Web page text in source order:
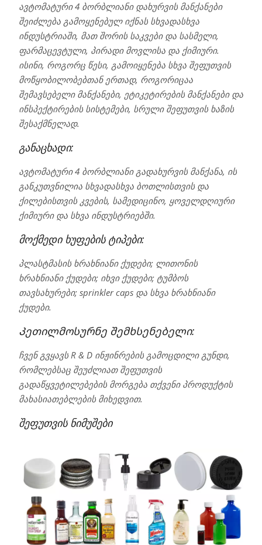
ავტომატური 4 ბორბლიანი დახურვის მანქანები
შეიძლება გამოყენებულ იქნას სხვადასხვა
ინდუსტრიაში, მათ შორის საკვები და სასმელი,
ფარმაცევტული, პირადი მოვლისა და ქიმიური.
ისინი, როგორც წესი, გამოიყენება სხვა შეფუთვის
მოწყობილობებთან ერთად, როგორიცაა
შემავსებელი მანქანები, ეტიკეტირების მანქანები და
ინსპექტირების სისტემები, სრული შეფუთვის ხაზის
შესაქმნელად.
განაცხადი:
ავტომატური 4 ბორბლიანი გადახურვის მანქანა, ის
განკუთვნილია სხვადასხვა ბოთლისთვის და
ქილებისთვის კვების, სამედიცინო, ყოველდღიური
ქიმიური და სხვა ინდუსტრიებში.
მოქმედი ხუფების ტიპები:
პლასტმასის ხრახნიანი ქუდები; ლითონის
ხრახნიანი ქუდები; იხვი ქუდები; ტუმბოს
თავსახურები; sprinkler caps და სხვა ხრახნიანი
ქუდები.
Კეთილმოსურნე შემხსენებელი:
ჩვენ გვყავს R & D ინჟინრების გამოცდილი გუნდი,
რომლებსაც შეუძლიათ შეფუთვის
გადაწყვეტილებების მორგება თქვენი პროდუქტის
მახასიათებლების მიხედვით.
შეფუთვის ნიმუშები